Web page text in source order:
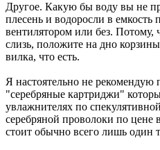
Другое. Какую бы воду вы не
плесень и водоросли в емкость
вентилятором или без. Потому,
слизь, положите на дно
вилка, что есть.
Я настоятельно не рекомендую
"серебряные картриджи"
увлажнителях по
серебряной проволоки по цене
стоит обычно всего лишь один